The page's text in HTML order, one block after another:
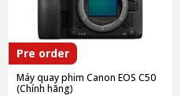
Pre order
Máy quay phim Canon EOS C50
(Chính hãng)